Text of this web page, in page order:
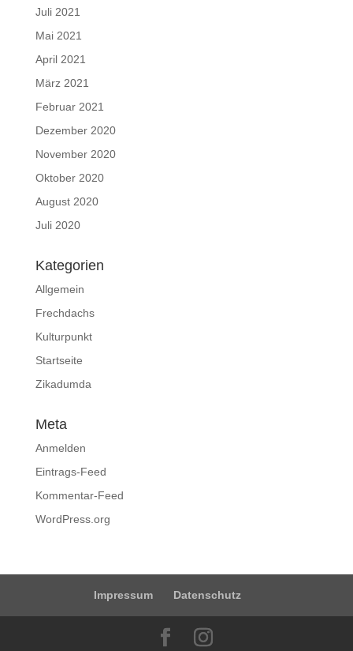
Juli 2021
Mai 2021
April 2021
März 2021
Februar 2021
Dezember 2020
November 2020
Oktober 2020
August 2020
Juli 2020
Kategorien
Allgemein
Frechdachs
Kulturpunkt
Startseite
Zikadumda
Meta
Anmelden
Eintrags-Feed
Kommentar-Feed
WordPress.org
Impressum Datenschutz